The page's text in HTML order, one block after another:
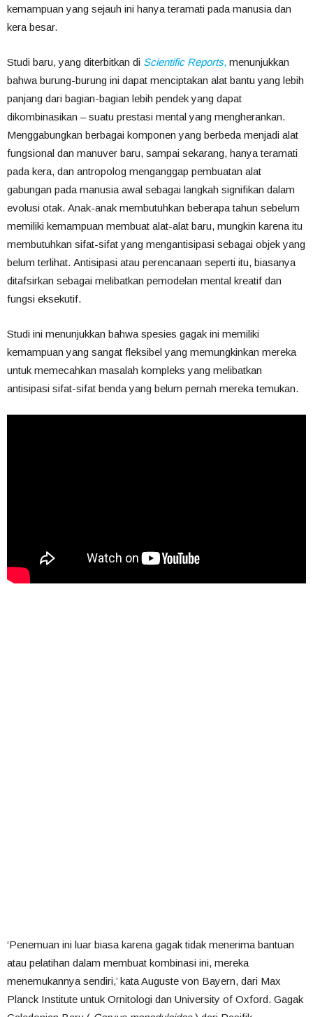
kemampuan yang sejauh ini hanya teramati pada manusia dan
kera besar.
Studi baru, yang diterbitkan di Scientific Reports, menunjukkan
bahwa burung-burung ini dapat menciptakan alat bantu yang lebih
panjang dari bagian-bagian lebih pendek yang dapat
dikombinasikan – suatu prestasi mental yang mengherankan.
Menggabungkan berbagai komponen yang berbeda menjadi alat
fungsional dan manuver baru, sampai sekarang, hanya teramati
pada kera, dan antropolog menganggap pembuatan alat
gabungan pada manusia awal sebagai langkah signifikan dalam
evolusi otak. Anak-anak membutuhkan beberapa tahun sebelum
memiliki kemampuan membuat alat-alat baru, mungkin karena itu
membutuhkan sifat-sifat yang mengantisipasi sebagai objek yang
belum terlihat. Antisipasi atau perencanaan seperti itu, biasanya
ditafsirkan sebagai melibatkan pemodelan mental kreatif dan
fungsi eksekutif.
Studi ini menunjukkan bahwa spesies gagak ini memiliki
kemampuan yang sangat fleksibel yang memungkinkan mereka
untuk memecahkan masalah kompleks yang melibatkan
antisipasi sifat-sifat benda yang belum pernah mereka temukan.
‘Penemuan ini luar biasa karena gagak tidak menerima bantuan
atau pelatihan dalam membuat kombinasi ini, mereka
menemukannya sendiri,’ kata Auguste von Bayern, dari Max
Planck Institute untuk Ornitologi dan University of Oxford. Gagak